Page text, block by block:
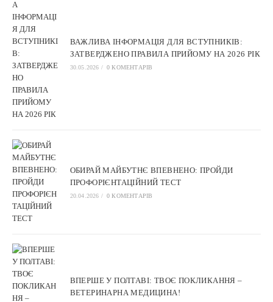
ВАЖЛИВА ІНФОРМАЦІЯ ДЛЯ ВСТУПНИКІВ:
ЗАТВЕРДЖЕНО ПРАВИЛА ПРИЙОМУ НА 2026 РІК
30.05.2026 / 0 КОМЕНТАРІВ
ОБИРАЙ МАЙБУТНЄ ВПЕВНЕНО: ПРОЙДИ
ПРОФОРІЄНТАЦІЙНИЙ ТЕСТ
20.04.2026 / 0 КОМЕНТАРІВ
ВПЕРШЕ У ПОЛТАВІ: ТВОЄ ПОКЛИКАННЯ –
ВЕТЕРИНАРНА МЕДИЦИНА!